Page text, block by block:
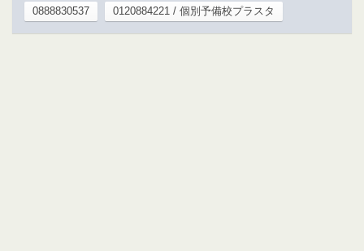
0888830537 0120884221 / 個別予備校プラスタ